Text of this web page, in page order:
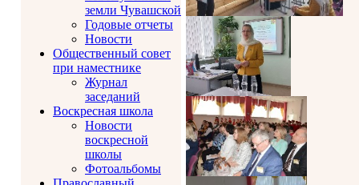
земли Чувашской
Годовые отчеты
Новости
Общественный совет
при наместнике
Журнал
заседаний
Воскресная школа
Новости
воскресной
школы
Фотоальбомы